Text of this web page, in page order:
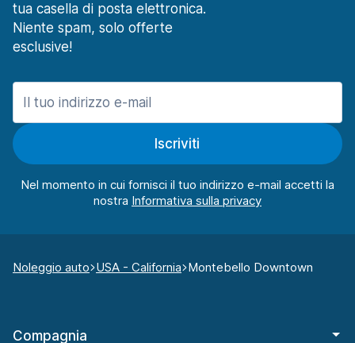
tua casella di posta elettronica.
Niente spam, solo offerte
esclusive!
Iscriviti
Nel momento in cui fornisci il tuo indirizzo e-mail accetti la
nostra
Noleggio auto USA - California Montebello Downtown
Compagnia